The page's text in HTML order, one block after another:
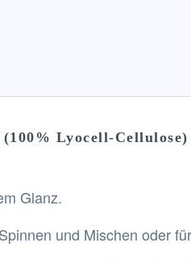
Lyocell-
Glanz.
und Mischen oder